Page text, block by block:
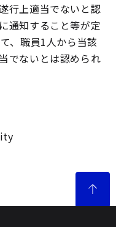
行上適当でないと認
通知すること等が定
、職員1人から当該
でないとは認められ